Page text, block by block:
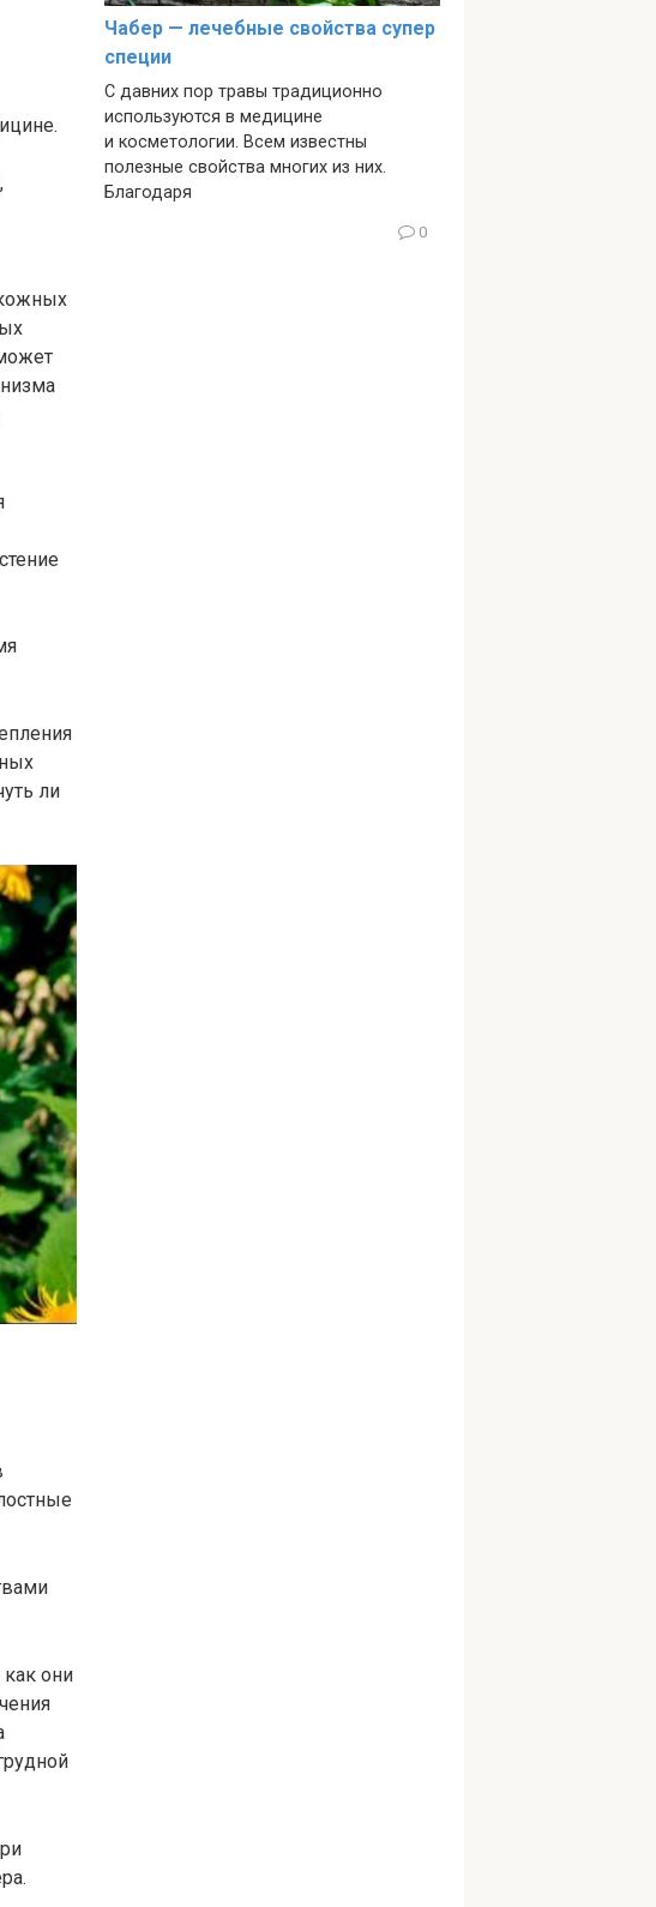
ли
они
Чабер — лечебные свойства супер
специи
С давних пор травы традиционно
используются в медицине
и косметологии. Всем известны
полезные свойства многих из них.
Благодаря
0